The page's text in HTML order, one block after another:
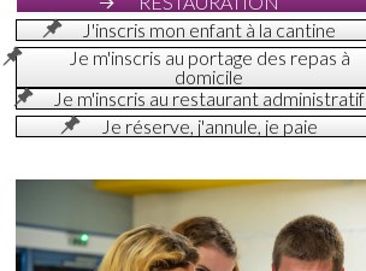
J'inscris mon enfant à la cantine
Je m'inscris au portage des repas à
domicile
Je m'inscris au restaurant administratif
Je réserve, j'annule, je paie